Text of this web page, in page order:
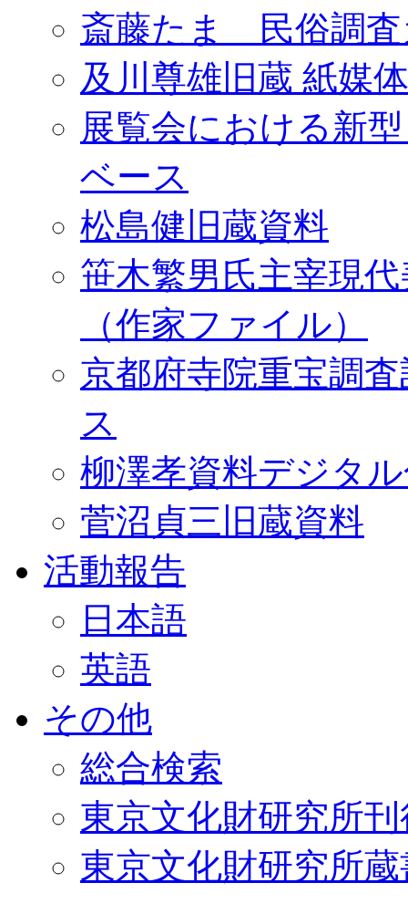
斎藤たま 民俗調査
及川尊雄旧蔵 紙媒
展覧会における新
ベース
松島健旧蔵資料
笹木繁男氏主宰現
（作家ファイル）
京都府寺院重宝調
ス
柳澤孝資料デジタ
菅沼貞三旧蔵資料
活動報告
日本語
英語
その他
総合検索
東京文化財研究所
東京文化財研究所